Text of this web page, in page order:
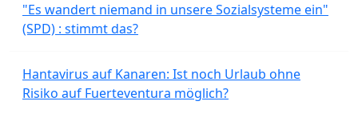
"Es wandert niemand in unsere Sozialsysteme ein"
(SPD) : stimmt das?
Hantavirus auf Kanaren: Ist noch Urlaub ohne
Risiko auf Fuerteventura möglich?